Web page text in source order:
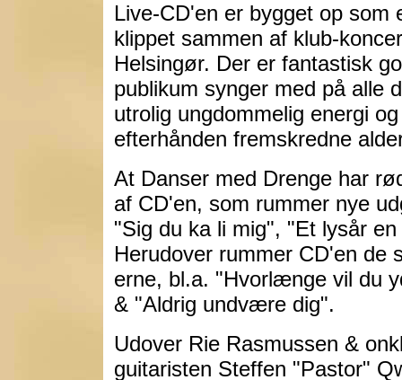
Live-CD'en er bygget op
klippet sammen af klub-
Helsingør. Der er fantastisk
publikum synger med på alle
utrolig ungdommelig energi
efterhånden fremskredne
At Danser med Drenge har
af CD'en, som rummer nye
"Sig du ka li mig", "Et lysår
Herudover rummer CD'en de
erne, bl.a. "Hvorlænge vil du
& "Aldrig undvære dig".
Udover Rie Rasmussen &
guitaristen Steffen "Pastor"